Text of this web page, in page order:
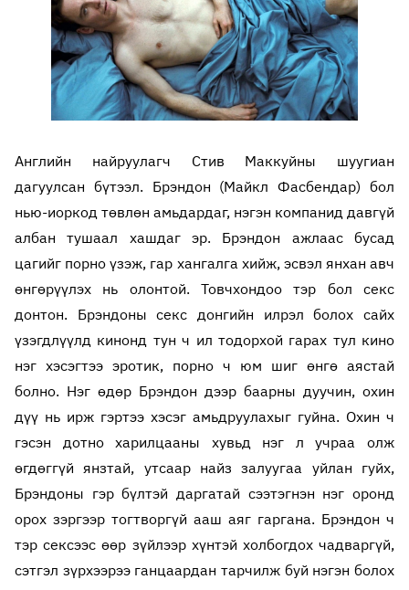
Английн найруулагч Стив Маккуйны шуугиан
дагуулсан бүтээл. Брэндон (Майкл Фасбендар) бол
нью-иоркод төвлөн амьдардаг, нэгэн компанид давгүй
албан тушаал хашдаг эр. Брэндон ажлаас бусад
цагийг порно үзэж, гар хангалга хийж, эсвэл янхан авч
өнгөрүүлэх нь олонтой. Товчхондоо тэр бол секс
донтон. Брэндоны секс донгийн илрэл болох сайх
үзэгдлүүлд кинонд тун ч ил тодорхой гарах тул кино
нэг хэсэгтээ эротик, порно ч юм шиг өнгө аястай
болно. Нэг өдөр Брэндон дээр баарны дуучин, охин
дүү нь ирж гэртээ хэсэг амьдруулахыг гуйна. Охин ч
гэсэн дотно харилцааны хувьд нэг л учраа олж
өгдөггүй янзтай, утсаар найз залуугаа уйлан гуйх,
Брэндоны гэр бүлтэй даргатай сээтэгнэн нэг оронд
орох зэргээр тогтворгүй ааш аяг гаргана. Брэндон ч
тэр сексээс өөр зүйлээр хүнтэй холбогдох чадваргүй,
сэтгэл зүрхээрээ ганцаардан тарчилж буй нэгэн болох